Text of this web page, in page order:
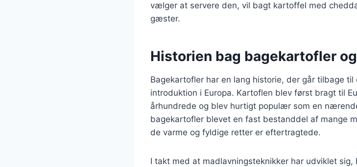
vælger at servere den, vil bagt kartoffel med
gæster.
Historien bag bagekartofler
Bagekartofler har en lang historie, der går tilbage
introduktion i Europa. Kartoflen blev først bragt til
århundrede og blev hurtigt populær som en
bagekartofler blevet en fast bestanddel af mange
de varme og fyldige retter er eftertragtede.
I takt med at madlavningsteknikker har udviklet